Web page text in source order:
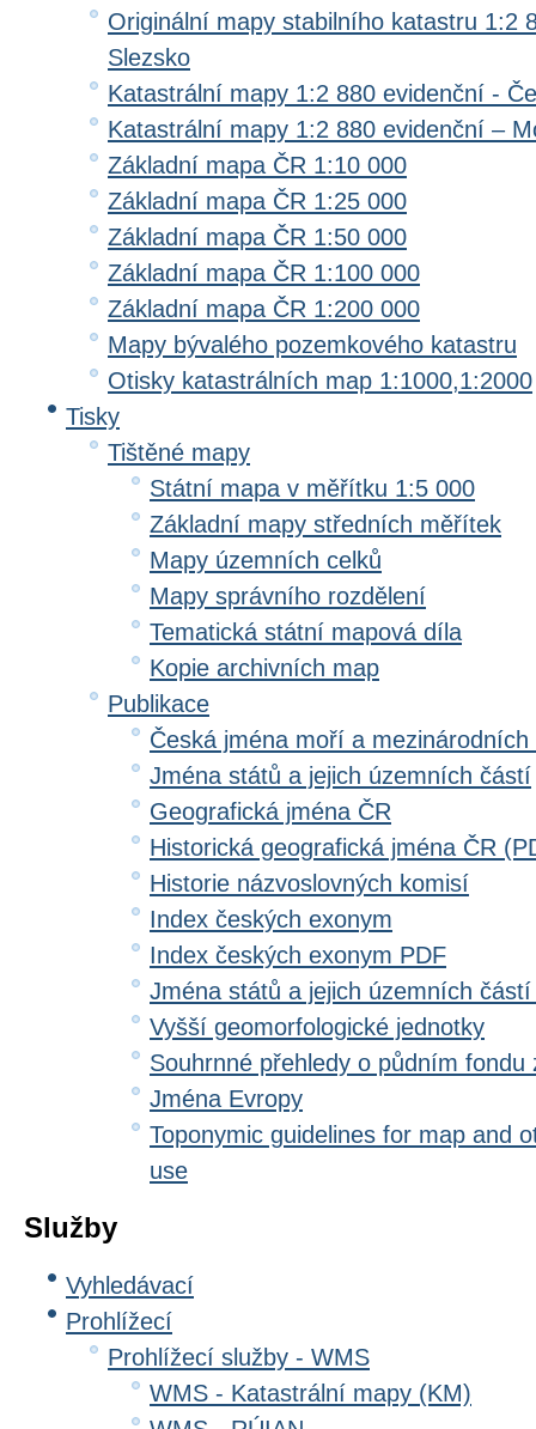
Originální mapy stabilního katastru 1:2
Slezsko
Katastrální mapy 1:2 880 evidenční -
Katastrální mapy 1:2 880 evidenční –
Základní mapa ČR 1:10 000
Základní mapa ČR 1:25 000
Základní mapa ČR 1:50 000
Základní mapa ČR 1:100 000
Základní mapa ČR 1:200 000
Mapy bývalého pozemkového katastru
Otisky katastrálních map 1:1000,1:2000
Tisky
Tištěné mapy
Státní mapa v měřítku 1:5 000
Základní mapy středních měřítek
Mapy územních celků
Mapy správního rozdělení
Tematická státní mapová díla
Kopie archivních map
Publikace
Česká jména moří a
Jména států a jejich územních částí
Geografická jména ČR
Historická geografická jména ČR
Historie názvoslovných komisí
Index českých exonym
Index českých exonym PDF
Jména států a jejich územních
Vyšší geomorfologické jednotky
Souhrnné přehledy o půdním fondu
Jména Evropy
Toponymic guidelines for map and
use
Služby
Vyhledávací
Prohlížecí
Prohlížecí služby - WMS
WMS - Katastrální mapy (KM)